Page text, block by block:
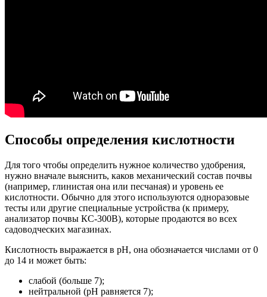
Способы определения кислотности
Для того чтобы определить нужное количество удобрения,
нужно вначале выяснить, каков механический состав почвы
(например, глинистая она или песчаная) и уровень ее
кислотности. Обычно для этого используются одноразовые
тесты или другие специальные устройства (к примеру,
анализатор почвы КС-300В), которые продаются во всех
садоводческих магазинах.
Кислотность выражается в рН, она обозначается числами от 0
до 14 и может быть:
слабой (больше 7);
нейтральной (рН равняется 7);